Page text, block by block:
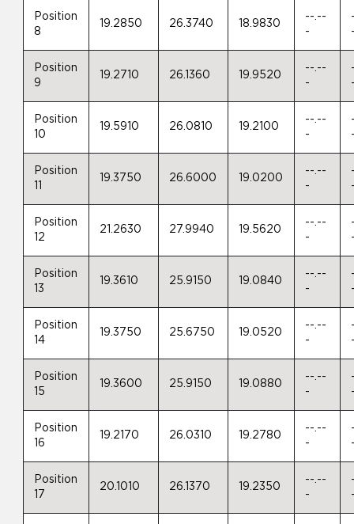
Position
8
19.2850 26.3740 18.9830
--.--
-
Position
9
19.2710 26.1360 19.9520
--.--
-
Position
10
19.5910 26.0810 19.2100
--.--
-
Position
19.3750 26.6000 19.0200
--.--
-
Position
12
21.2630 27.9940 19.5620
--.--
-
Position
13
19.3610 25.9150 19.0840
--.--
-
Position
14
19.3750 25.6750 19.0520
--.--
-
Position
15
19.3600 25.9150 19.0880
--.--
-
Position
16
19.2170 26.0310 19.2780
--.--
-
Position
17
20.1010 26.1370 19.2350
--.--
-